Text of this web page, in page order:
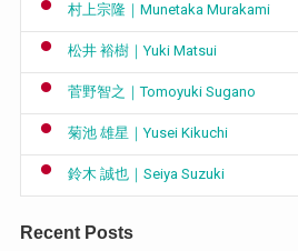
村上宗隆｜Munetaka Murakami
松井 裕樹｜Yuki Matsui
菅野智之｜Tomoyuki Sugano
菊池 雄星｜Yusei Kikuchi
鈴木 誠也｜Seiya Suzuki
Recent Posts